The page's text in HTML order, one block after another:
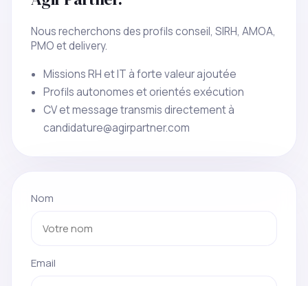
Nous recherchons des profils conseil, SIRH, AMOA,
PMO et delivery.
Missions RH et IT à forte valeur ajoutée
Profils autonomes et orientés exécution
CV et message transmis directement à
candidature@agirpartner.com
Nom
Email